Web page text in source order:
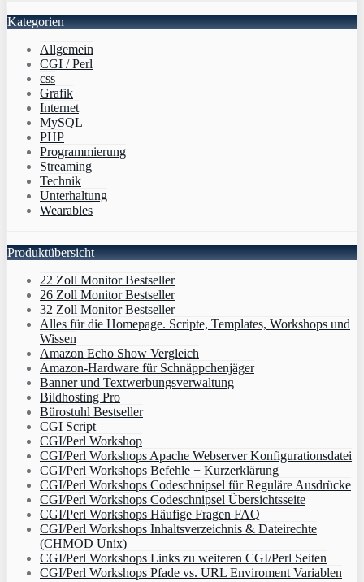
Kategorien
Allgemein
CGI / Perl
css
Grafik
Internet
MySQL
PHP
Programmierung
Streaming
Technik
Unterhaltung
Wearables
Produktübersicht
22 Zoll Monitor Bestseller
26 Zoll Monitor Bestseller
32 Zoll Monitor Bestseller
Alles für die Homepage. Scripte, Templates, Workshops und
Wissen
Amazon Echo Show Vergleich
Amazon-Hardware für Schnäppchenjäger
Banner und Textwerbungsverwaltung
Bildhosting Pro
Bürostuhl Bestseller
CGI Script
CGI/Perl Workshop
CGI/Perl Workshops Apache Webserver Konfigurationsdatei
CGI/Perl Workshops Befehle + Kurzerklärung
CGI/Perl Workshops Codeschnipsel für Reguläre Ausdrücke
CGI/Perl Workshops Codeschnipsel Übersichtsseite
CGI/Perl Workshops Häufige Fragen FAQ
CGI/Perl Workshops Inhaltsverzeichnis & Dateirechte
(CHMOD Unix)
CGI/Perl Workshops Links zu weiteren CGI/Perl Seiten
CGI/Perl Workshops Pfade vs. URL Enviroment Variablen